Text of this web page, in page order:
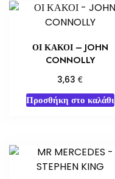
ΟΙ ΚΑΚΟΙ – JOHN
CONNOLLY
3,63€
Προσθήκη στο καλάθι